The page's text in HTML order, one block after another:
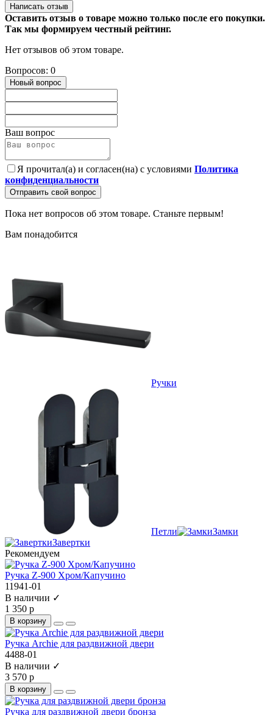
Написать отзыв
Оставить отзыв о товаре можно только после его покупки.
Так мы формируем честный рейтинг.
Нет отзывов об этом товаре.
Вопросов: 0
Новый вопрос
Ваш вопрос
Я прочитал(а) и согласен(на) с условиями Политика
конфиденциальности
Отправить свой вопрос
Пока нет вопросов об этом товаре. Станьте первым!
Вам понадобится
Ручки
Петли
Замки
Завертки
Рекомендуем
Ручка Z-900 Хром/Капучино
11941-01
В наличии ✓
1 350 р
В корзину
Ручка Archie для раздвижной двери
4488-01
В наличии ✓
3 570 р
В корзину
Ручка для раздвижной двери бронза